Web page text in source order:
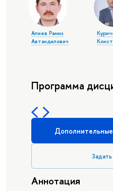
Алиев Рамиз
Автандилович
Программа
Аннотация